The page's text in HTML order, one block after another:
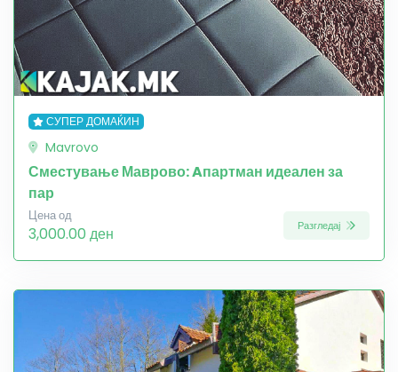
СУПЕР ДОМАЌИН
Mavrovo
Сместување Маврово: Aпартман идеален за
пар
Цена од
3,000.00 ден Разгледај